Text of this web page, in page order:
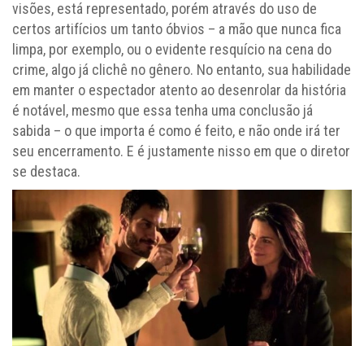
visões, está representado, porém através do uso de
certos artifícios um tanto óbvios – a mão que nunca fica
limpa, por exemplo, ou o evidente resquício na cena do
crime, algo já clichê no gênero. No entanto, sua habilidade
em manter o espectador atento ao desenrolar da história
é notável, mesmo que essa tenha uma conclusão já
sabida – o que importa é como é feito, e não onde irá ter
seu encerramento. E é justamente nisso em que o diretor
se destaca.